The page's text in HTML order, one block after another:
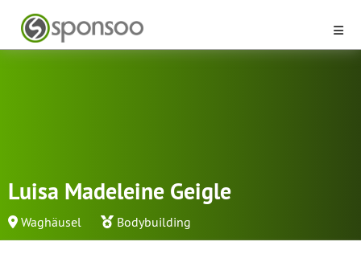
Luisa Madeleine Geigle
Waghäusel Bodybuilding